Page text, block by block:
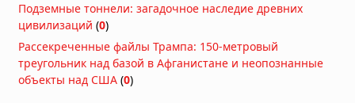
показало исследование
06.08.2026 в 09:06
Подземные тоннели: загадочное наследие древних
цивилизаций (0)
Рассекреченные файлы Трампа: 150-метровый
треугольник над базой в Афганистане и неопознанные
объекты над США (0)